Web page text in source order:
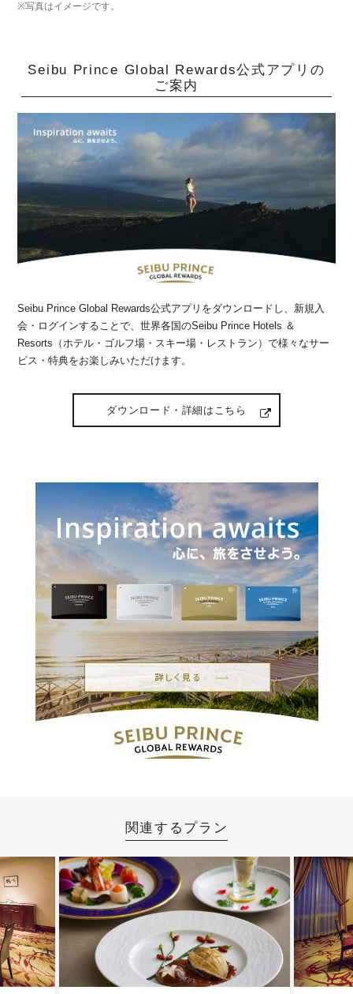
※写真はイメージです。
Seibu Prince Global Rewards公式アプリの
ご案内
Seibu Prince Global Rewards公式アプリをダウンロードし、新規入
会・ログインすることで、世界各国のSeibu Prince Hotels ＆
Resorts（ホテル・ゴルフ場・スキー場・レストラン）で様々なサー
ビス・特典をお楽しみいただけます。
ダウンロード・詳細はこちら
関連するプラン